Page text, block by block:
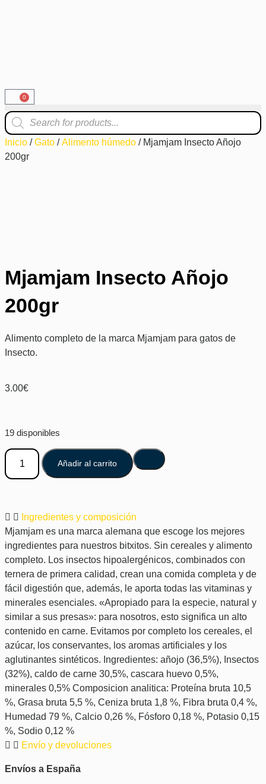
0
Inicio /Gato /Alimento húmedo / Mjamjam Insecto Añojo
200gr
Mjamjam Insecto Añojo
200gr
Alimento completo de la marca Mjamjam para gatos de
Insecto.
3.00€
19 disponibles
Añadir al carrito
Ingredientes y composición
Mjamjam es una marca alemana que escoge los mejores
ingredientes para nuestros bitxitos. Sin cereales y alimento
completo. Los insectos hipoalergénicos, combinados con
ternera de primera calidad, crean una comida completa y de
fácil digestión que, además, le aporta todas las vitaminas y
minerales esenciales. «Apropiado para la especie, natural y
similar a sus presas»: para nosotros, esto significa un alto
contenido en carne. Evitamos por completo los cereales, el
azúcar, los conservantes, los aromas artificiales y los
aglutinantes sintéticos. Ingredientes: añojo (36,5%), Insectos
(32%), caldo de carne 30,5%, cascara huevo 0,5%,
minerales 0,5% Composicion analitica: Proteína bruta 10,5
%, Grasa bruta 5,5 %, Ceniza bruta 1,8 %, Fibra bruta 0,4 %,
Humedad 79 %, Calcio 0,26 %, Fósforo 0,18 %, Potasio 0,15
%, Sodio 0,12 %
Envío y devoluciones
Envíos a España